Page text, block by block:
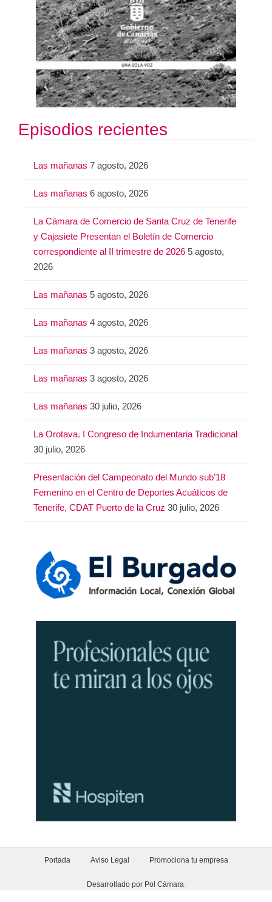
Episodios recientes
Las mañanas 7 agosto, 2026
Las mañanas 6 agosto, 2026
La Cámara de Comercio de Santa Cruz de Tenerife
y Cajasiete Presentan el Boletín de Comercio
correspondiente al II trimestre de 2026 5 agosto,
2026
Las mañanas 5 agosto, 2026
Las mañanas 4 agosto, 2026
Las mañanas 3 agosto, 2026
Las mañanas 3 agosto, 2026
Las mañanas 30 julio, 2026
La Orotava. I Congreso de Indumentaria Tradicional
30 julio, 2026
Presentación del Campeonato del Mundo sub’18
Femenino en el Centro de Deportes Acuáticos de
Tenerife, CDAT Puerto de la Cruz 30 julio, 2026
Portada Aviso Legal Promociona tu empresa
Desarrollado por Pol Cámara